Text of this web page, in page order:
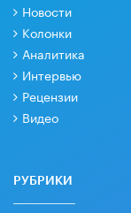
Новости
Колонки
Аналитика
Интервью
Рецензии
Видео
РУБРИКИ